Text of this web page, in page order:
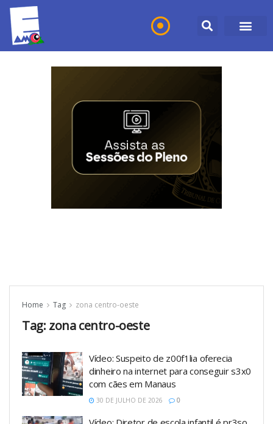
Home Tag zona centro-oeste
Tag: zona centro-oeste
Vídeo: Suspeito de z00f1lia oferecia
dinheiro na internet para conseguir s3x0
com cães em Manaus
30 DE JULHO DE 2026 0